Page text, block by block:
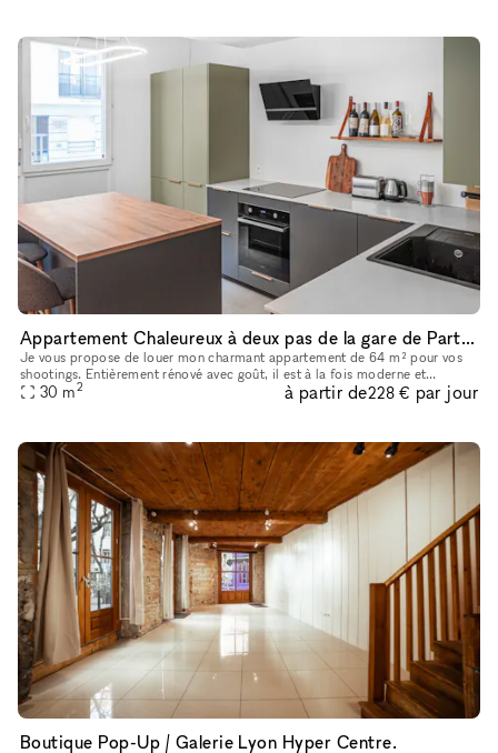
Appartement Chaleureux à deux pas de la gare de Part Dieu
Je vous propose de louer mon charmant appartement de 64 m² pour vos
shootings. Entièrement rénové avec goût, il est à la fois moderne et
chaleureux. Situé à deux pas du quartier animé de Part-Dieu à
30 m2 à partir de228 € par jour
Boutique Pop-Up / Galerie Lyon Hyper Centre.